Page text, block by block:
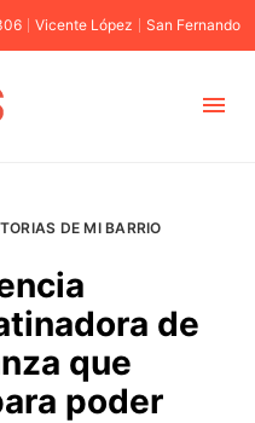
Vicente López San Fernando
DE MI BARRIO
de
que
poder